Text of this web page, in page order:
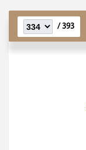
393 /